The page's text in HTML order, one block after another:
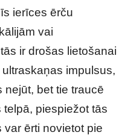
ierīces ērču
vai
ir drošas lietošanai
impulsus,
nejūt, bet tie traucē
piespiežot tās
ērti novietot pie